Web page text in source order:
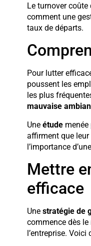
Le turnover coûte
comment une
taux de départs.
Pour lutter
poussent les
les plus
mauvaise
Une étudemenée
affirment que
l’importance
Mettre
efficace
Une stratégie de
commence dès
l’entreprise.